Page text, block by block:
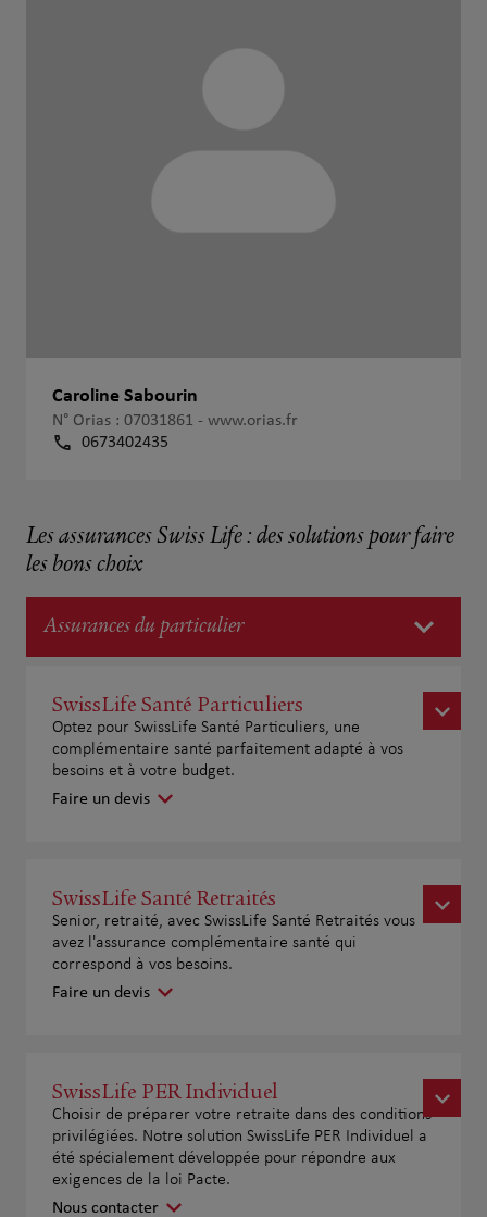
Caroline Sabourin
N° Orias : 07031861 - www.orias.fr
0673402435
Les assurances Swiss Life : des solutions pour faire
les bons choix
Assurances du particulier
SwissLife Santé Particuliers
Optez pour SwissLife Santé Particuliers, une
complémentaire santé parfaitement adapté à vos
besoins et à votre budget.
Faire un devis
SwissLife Santé Retraités
Senior, retraité, avec SwissLife Santé Retraités vous
avez l'assurance complémentaire santé qui
correspond à vos besoins.
Faire un devis
SwissLife PER Individuel
Choisir de préparer votre retraite dans des conditions
privilégiées. Notre solution SwissLife PER Individuel a
été spécialement développée pour répondre aux
exigences de la loi Pacte.
Nous contacter